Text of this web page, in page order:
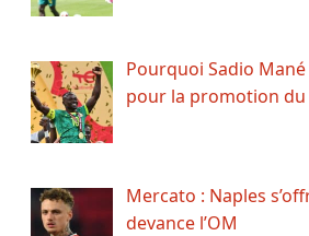
Pourquoi Sadio
pour la promotion
Mercato : Naples
devance l’OM